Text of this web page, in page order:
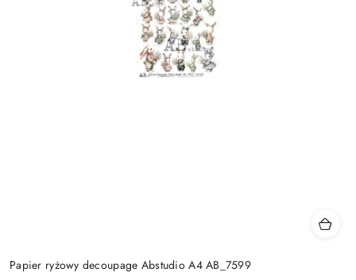
Papier ryżowy decoupage Abstudio A4 AB_7599